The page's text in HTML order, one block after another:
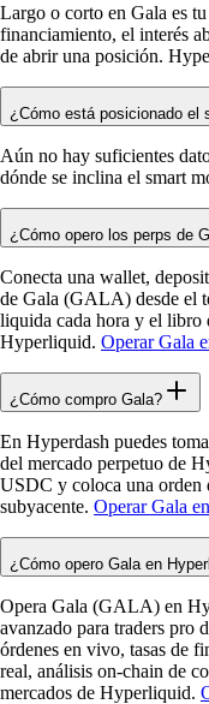
Largo o corto en Gala es
financiamiento, el interés
de abrir una posición.
¿Cómo está posicionado el
Aún no hay suficientes
dónde se inclina el smart
¿Cómo opero los perps de
Conecta una wallet,
de Gala (GALA) desde el
liquida cada hora y el libro
Hyperliquid. Operar Gala
¿Cómo compro Gala?
En Hyperdash puedes
del mercado perpetuo de
USDC y coloca una orden
subyacente. Operar Gala
¿Cómo opero Gala en
Opera Gala (GALA) en
avanzado para traders pro
órdenes en vivo, tasas de
real, análisis on-chain de
mercados de Hyperliquid.